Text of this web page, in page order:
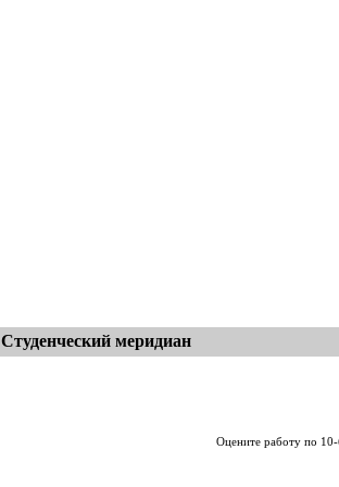
Студенческий меридиан
Оцените работу по 10-